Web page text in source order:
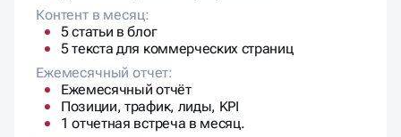
Контент в месяц:
5 статьи в блог
5 текста для коммерческих страниц
Ежемесячный отчет:
Ежемесячный отчёт
Позиции, трафик, лиды, KPI
1 отчетная встреча в месяц.